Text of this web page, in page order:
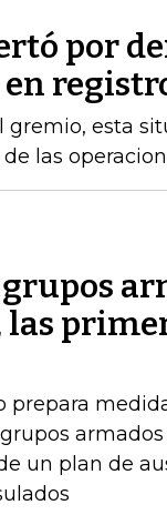
por
gremio, esta
las
las
prepara
un plan de